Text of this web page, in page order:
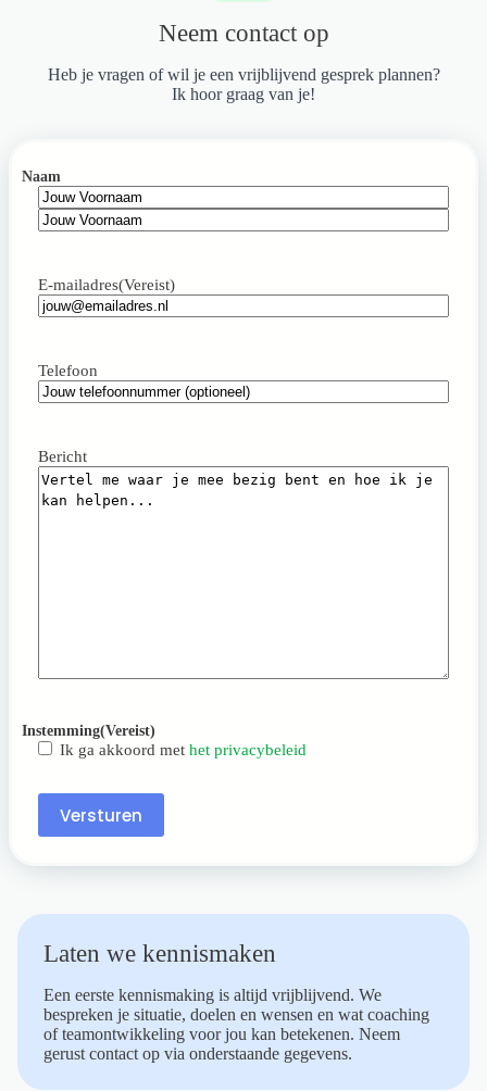
Neem contact op
Heb je vragen of wil je een vrijblijvend gesprek plannen?
Ik hoor graag van je!
Naam
Voornaam
E-mailadres(Vereist)
Telefoon
Bericht
Instemming(Vereist)
Ik ga akkoord met het privacybeleid
Versturen
Laten we kennismaken
Een eerste kennismaking is altijd vrijblijvend. We
bespreken je situatie, doelen en wensen en wat coaching
of teamontwikkeling voor jou kan betekenen. Neem
gerust contact op via onderstaande gegevens.